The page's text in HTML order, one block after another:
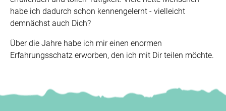
habe ich dadurch schon kennengelernt - vielleicht
demnächst auch Dich?
Über die Jahre habe ich mir einen enormen
Erfahrungsschatz erworben, den ich mit Dir teilen möchte.